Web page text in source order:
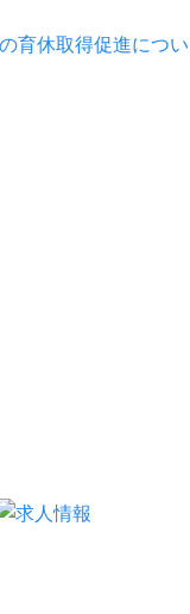
育休取得促進につい